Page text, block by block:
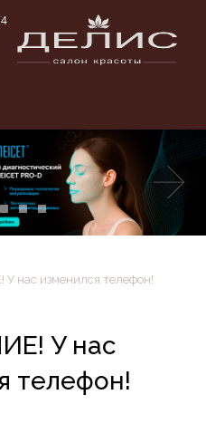
нас изменился телефон!
У нас
телефон!